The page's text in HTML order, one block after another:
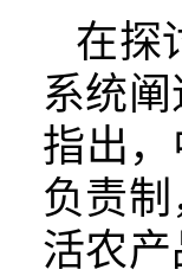
在探
系统
指出
负责
活农